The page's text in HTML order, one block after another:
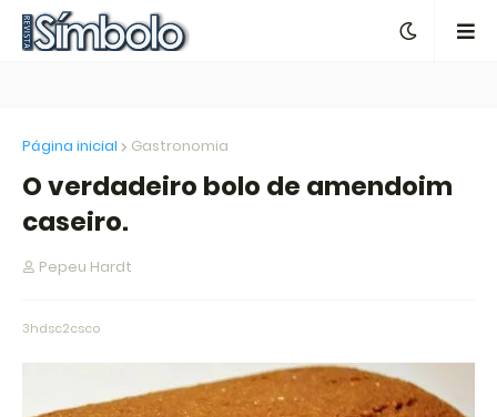
Página inicial Gastronomia
O verdadeiro bolo de amendoim
caseiro.
Pepeu Hardt
3hdsc2csco